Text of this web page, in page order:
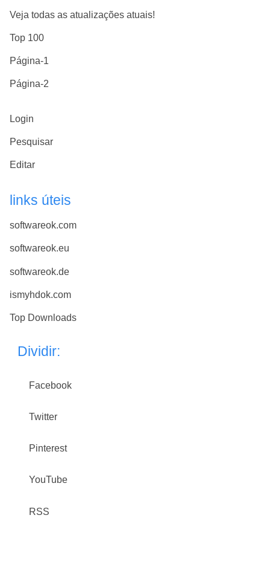
Veja todas as atualizações atuais!
Top 100
Página-1
Página-2
Login
Pesquisar
Editar
links úteis
softwareok.com
softwareok.eu
softwareok.de
ismyhdok.com
Top Downloads
Dividir:
Facebook
Twitter
Pinterest
YouTube
RSS